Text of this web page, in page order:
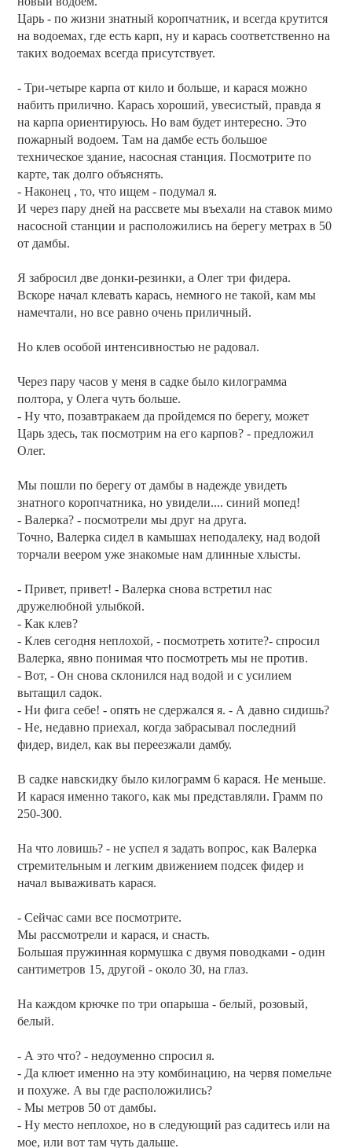
Царь - по жизни знатный коропчатник, и всегда крутится
на водоемах, где есть карп, ну и карась соответственно на
таких водоемах всегда присутствует.
- Три-четыре карпа от кило и больше, и карася можно
набить прилично. Карась хороший, увесистый, правда я
на карпа ориентируюсь. Но вам будет интересно. Это
пожарный водоем. Там на дамбе есть большое
техническое здание, насосная станция. Посмотрите по
карте, так долго объяснять.
- Наконец , то, что ищем - подумал я.
И через пару дней на рассвете мы въехали на ставок мимо
насосной станции и расположились на берегу метрах в 50
от дамбы.
Я забросил две донки-резинки, а Олег три фидера.
Вскоре начал клевать карась, немного не такой, кам мы
намечтали, но все равно очень приличный.
Но клев особой интенсивностью не радовал.
Через пару часов у меня в садке было килограмма
полтора, у Олега чуть больше.
- Ну что, позавтракаем да пройдемся по берегу, может
Царь здесь, так посмотрим на его карпов? - предложил
Олег.
Мы пошли по берегу от дамбы в надежде увидеть
знатного коропчатника, но увидели.... синий мопед!
- Валерка? - посмотрели мы друг на друга.
Точно, Валерка сидел в камышах неподалеку, над водой
торчали веером уже знакомые нам длинные хлысты.
- Привет, привет! - Валерка снова встретил нас
дружелюбной улыбкой.
- Как клев?
- Клев сегодня неплохой, - посмотреть хотите?- спросил
Валерка, явно понимая что посмотреть мы не против.
- Вот, - Он снова склонился над водой и с усилием
вытащил садок.
- Ни фига себе! - опять не сдержался я. - А давно сидишь?
- Не, недавно приехал, когда забрасывал последний
фидер, видел, как вы переезжали дамбу.
В садке навскидку было килограмм 6 карася. Не меньше.
И карася именно такого, как мы представляли. Грамм по
250-300.
На что ловишь? - не успел я задать вопрос, как Валерка
стремительным и легким движением подсек фидер и
начал вываживать карася.
- Сейчас сами все посмотрите.
Мы рассмотрели и карася, и снасть.
Большая пружинная кормушка с двумя поводками - один
сантиметров 15, другой - около 30, на глаз.
На каждом крючке по три опарыша - белый, розовый,
белый.
- А это что? - недоуменно спросил я.
- Да клюет именно на эту комбинацию, на червя помельче
и похуже. А вы где расположились?
- Мы метров 50 от дамбы.
- Ну место неплохое, но в следующий раз садитесь или на
мое, или вот там чуть дальше.